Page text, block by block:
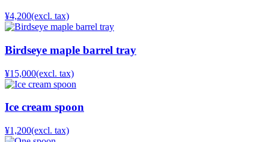
¥4,200(excl. tax)
Birdseye maple barrel tray
¥15,000(excl. tax)
Ice cream spoon
¥1,200(excl. tax)